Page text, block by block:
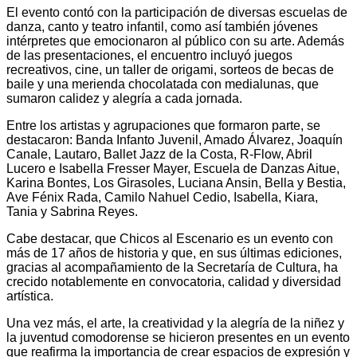
El evento contó con la participación de diversas escuelas de
danza, canto y teatro infantil, como así también jóvenes
intérpretes que emocionaron al público con su arte. Además
de las presentaciones, el encuentro incluyó juegos
recreativos, cine, un taller de origami, sorteos de becas de
baile y una merienda chocolatada con medialunas, que
sumaron calidez y alegría a cada jornada.
Entre los artistas y agrupaciones que formaron parte, se
destacaron: Banda Infanto Juvenil, Amado Álvarez, Joaquín
Canale, Lautaro, Ballet Jazz de la Costa, R-Flow, Abril
Lucero e Isabella Fresser Mayer, Escuela de Danzas Aitue,
Karina Bontes, Los Girasoles, Luciana Ansin, Bella y Bestia,
Ave Fénix Rada, Camilo Nahuel Cedio, Isabella, Kiara,
Tania y Sabrina Reyes.
Cabe destacar, que Chicos al Escenario es un evento con
más de 17 años de historia y que, en sus últimas ediciones,
gracias al acompañamiento de la Secretaría de Cultura, ha
crecido notablemente en convocatoria, calidad y diversidad
artística.
Una vez más, el arte, la creatividad y la alegría de la niñez y
la juventud comodorense se hicieron presentes en un evento
que reafirma la importancia de crear espacios de expresión y